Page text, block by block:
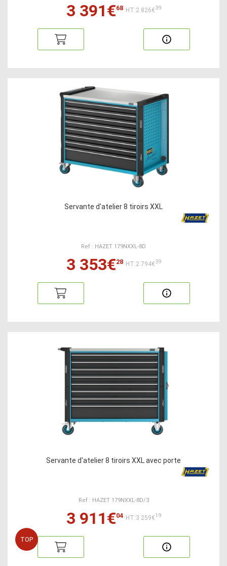
3 391€68 HT:2 826€39
Servante d'atelier 8 tiroirs XXL
Ref : HAZET 179NXXL-8D
3 353€28 HT:2 794€39
Servante d'atelier 8 tiroirs XXL avec porte
Ref : HAZET 179NXXL-8D/3
3 911€04 HT:3 259€19
TOP